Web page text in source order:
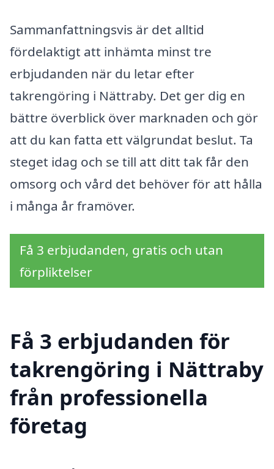
Sammanfattningsvis är det alltid
fördelaktigt att inhämta minst tre
erbjudanden när du letar efter
takrengöring i Nättraby. Det ger dig en
bättre överblick över marknaden och gör
att du kan fatta ett välgrundat beslut. Ta
steget idag och se till att ditt tak får den
omsorg och vård det behöver för att hålla
i många år framöver.
Få 3 erbjudanden, gratis och utan
förpliktelser
Få 3 erbjudanden för
takrengöring i Nättraby
från professionella
företag